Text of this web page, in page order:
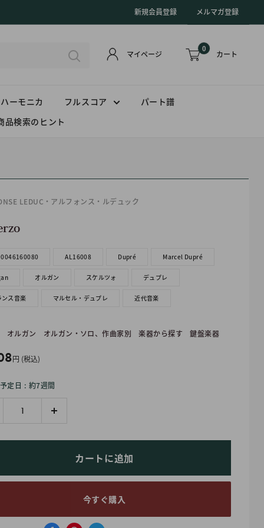
新規会員登録 メルマガ登録
マイページ
0
カート
ハーモニカ フルスコア
パート譜
品検索のヒント
LEDUC・アルフォンス・ルデュック
AL16008 Dupré Marcel Dupré
オルガン スケルツォ デュプレ
ンス音楽 マルセル・デュプレ 近代音楽
オルガン オルガン・ソロ、作曲家別 楽器から探す 鍵盤楽器
円 (税込)
定日 : 約7週間
カートに追加
今すぐ購入